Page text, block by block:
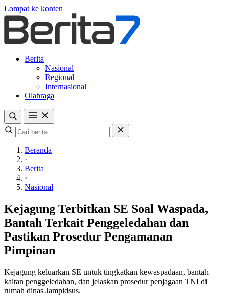
Lompat ke konten
Berita
Nasional
Regional
Internasional
Olahraga
Beranda
·
Berita
·
Nasional
Kejagung Terbitkan SE Soal Waspada,
Bantah Terkait Penggeledahan dan
Pastikan Prosedur Pengamanan
Pimpinan
Kejagung keluarkan SE untuk tingkatkan kewaspadaan, bantah
kaitan penggeledahan, dan jelaskan prosedur penjagaan TNI di
rumah dinas Jampidsus.